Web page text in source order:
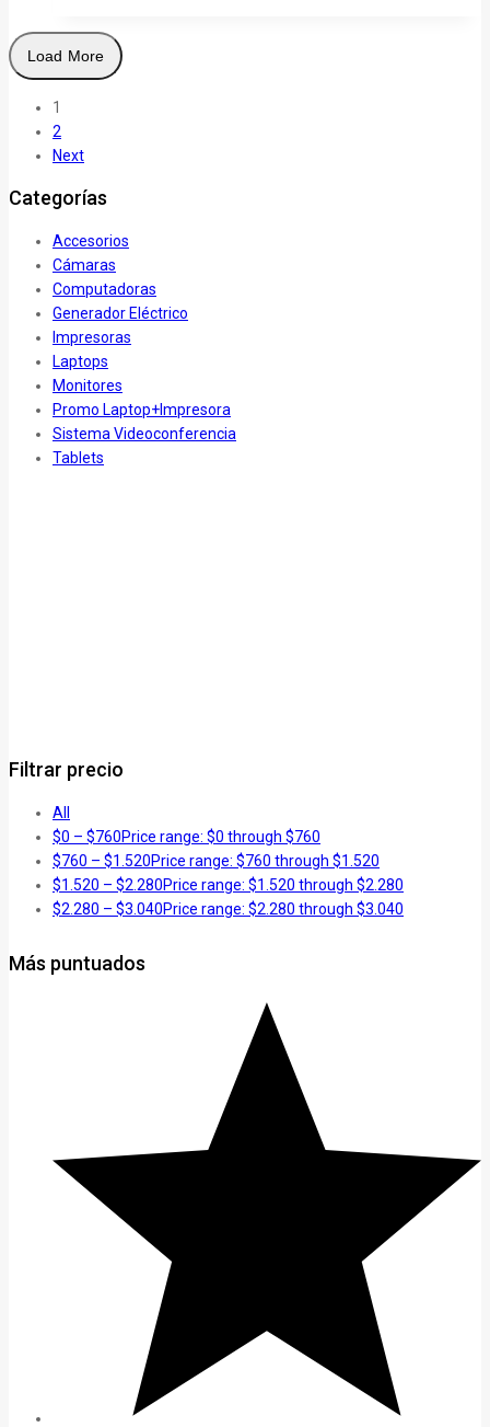
Load More
1
2
Next
Categorías
Accesorios
Cámaras
Computadoras
Generador Eléctrico
Impresoras
Laptops
Monitores
Promo Laptop+Impresora
Sistema Videoconferencia
Tablets
Filtrar precio
All
$0 – $760Price range: $0 through $760
$760 – $1.520Price range: $760 through $1.520
$1.520 – $2.280Price range: $1.520 through $2.280
$2.280 – $3.040Price range: $2.280 through $3.040
Más puntuados